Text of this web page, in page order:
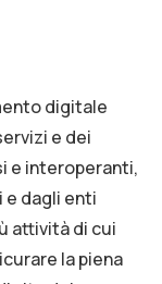
digitale
e dei
e interoperanti,
dagli enti
attività di cui
la piena